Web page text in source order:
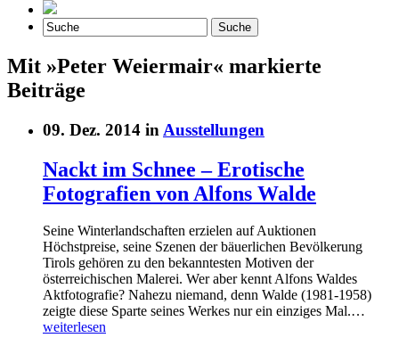
Mit »Peter Weiermair« markierte
Beiträge
09. Dez. 2014 in Ausstellungen
Nackt im Schnee – Erotische
Fotografien von Alfons Walde
Seine Winterlandschaften erzielen auf Auktionen
Höchstpreise, seine Szenen der bäuerlichen Bevölkerung
Tirols gehören zu den bekanntesten Motiven der
österreichischen Malerei. Wer aber kennt Alfons Waldes
Aktfotografie? Nahezu niemand, denn Walde (1981-1958)
zeigte diese Sparte seines Werkes nur ein einziges Mal.…
weiterlesen